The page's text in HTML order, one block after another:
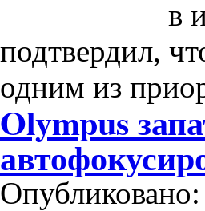
в
подтвердил,
одним из
Olympus